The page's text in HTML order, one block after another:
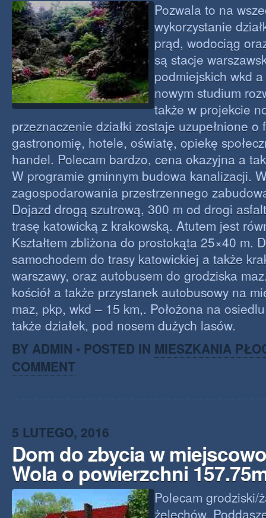
Pozwala to na
wykorzystanie
prąd, wodociąg
są stacje
podmiejskich wkd
nowym studium
także w projekcie
przeznaczenie działki zostaje uzupełnione
gastronomię, hotele, oświatę, opiekę
handel. Polecam bardzo, cena okazyjna a
W programie gminnym budowa kanalizacji.
zagospodarowania przestrzennego
Dojazd drogą szutrową, 300 m od drogi
trasę katowicką z krakowską. Atutem jest
Kształtem zbliżona do prostokąta 25×40 m.
samochodem do trasy katowickiej a także
warszawy, oraz autobusem do grodziska
kościół a także przystanek autobusowy na
maz, pkp, wkd – 15 km,. Położona na
także działek, pod nosem dużych lasów.
BY ADMIN • POSTED IN MIESZKANIA
COMMENT
5 LUTEGO, 2016
Dom do zbycia w
Wola o powierzchni
Polecam grodziski/
żelechów.